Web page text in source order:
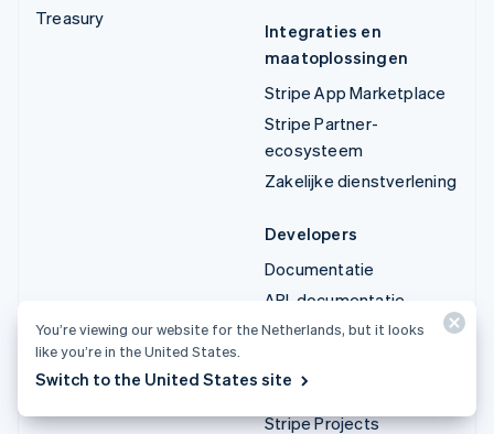
Treasury
Integraties en
maatoplossingen
Stripe App Marketplace
Stripe Partner-
ecosysteem
Zakelijke dienstverlening
Developers
Documentatie
API-documentatie
API-status
Bibliotheken en SDK's
Stripe Projects
You’re viewing our website for the Netherlands, but it looks
like you’re in the United States.
Switch to the United States site